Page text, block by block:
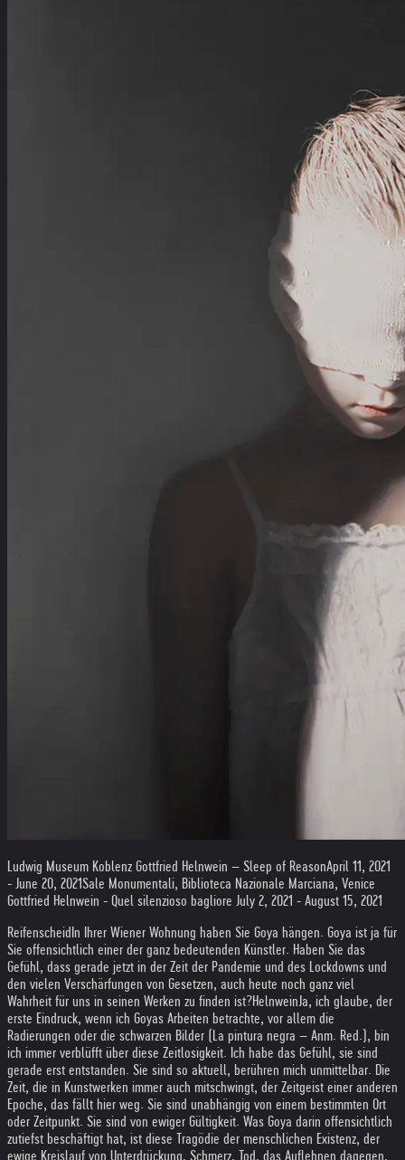
Ludwig Museum Koblenz Gottfried Helnwein – Sleep of ReasonApril 11, 2021
- June 20, 2021Sale Monumentali, Biblioteca Nazionale Marciana, Venice
Gottfried Helnwein - Quel silenzioso bagliore July 2, 2021 - August 15, 2021
Reifenscheid In Ihrer Wiener Wohnung haben Sie Goya hängen. Goya ist ja für
Sie offensichtlich einer der ganz bedeutenden Künstler. Haben Sie das
Gefühl, dass gerade jetzt in der Zeit der Pandemie und des Lockdowns und
den vielen Verschärfungen von Gesetzen, auch heute noch ganz viel
Wahrheit für uns in seinen Werken zu finden ist?HelnweinJa, ich glaube, der
erste Eindruck, wenn ich Goyas Arbeiten betrachte, vor allem die
Radierungen oder die schwarzen Bilder (La pintura negra – Anm. Red.), bin
ich immer verblüfft über diese Zeitlosigkeit. Ich habe das Gefühl, sie sind
gerade erst entstanden. Sie sind so aktuell, berühren mich unmittelbar. Die
Zeit, die in Kunstwerken immer auch mitschwingt, der Zeitgeist einer anderen
Epoche, das fällt hier weg. Sie sind unabhängig von einem bestimmten Ort
oder Zeitpunkt. Sie sind von ewiger Gültigkeit. Was Goya darin offensichtlich
zutiefst beschäftigt hat, ist diese Tragödie der menschlichen Existenz, der
ewige Kreislauf von Unterdrückung, Schmerz, Tod, das Auflehnen dagegen,